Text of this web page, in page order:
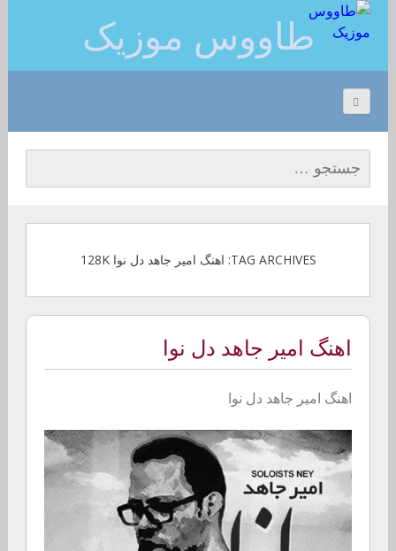
طاووس موزیک
جستجو برای:
TAG ARCHIVES: اهنگ امیر جاهد دل نوا 128K
اهنگ امیر جاهد دل نوا
اهنگ امیر جاهد دل نوا